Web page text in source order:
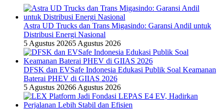
Astra UD Trucks dan Trans Migasindo: Garansi Andil untuk
Distribusi Energi Nasional
5 Agustus 20265 Agustus 2026
DFSK dan EVSafe Indonesia Edukasi Publik Soal Keamanan
Baterai PHEV di GIIAS 2026
5 Agustus 20266 Agustus 2026